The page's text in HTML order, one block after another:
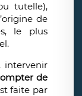
tutelle),
de
le plus
intervenir
de
faite par